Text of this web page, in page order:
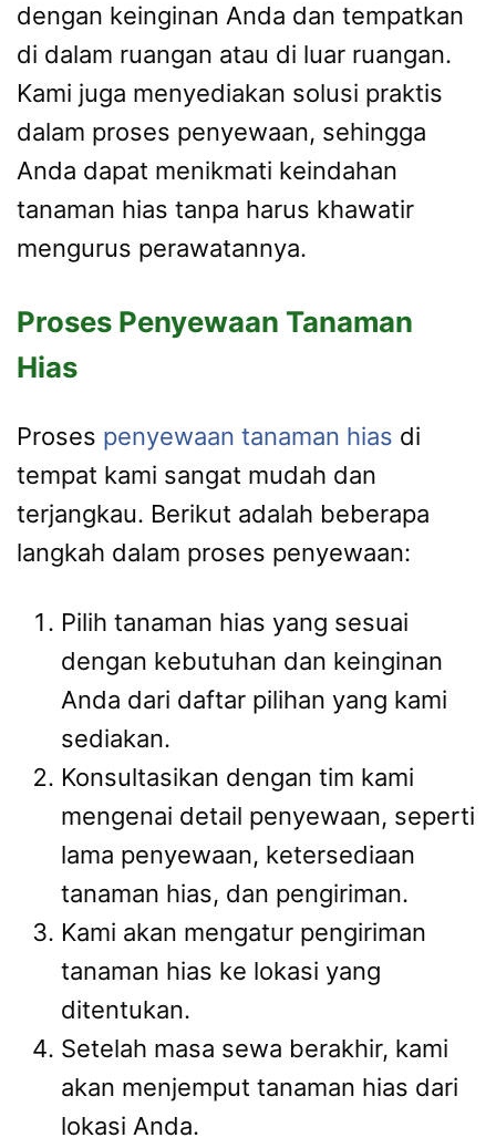
dengan keinginan Anda dan tempatkan
di dalam ruangan atau di luar ruangan.
Kami juga menyediakan solusi praktis
dalam proses penyewaan, sehingga
Anda dapat menikmati keindahan
tanaman hias tanpa harus khawatir
mengurus perawatannya.
Proses Penyewaan Tanaman
Hias
Proses penyewaan tanaman hias di
tempat kami sangat mudah dan
terjangkau. Berikut adalah beberapa
langkah dalam proses penyewaan:
Pilih tanaman hias yang sesuai
dengan kebutuhan dan keinginan
Anda dari daftar pilihan yang kami
sediakan.
Konsultasikan dengan tim kami
mengenai detail penyewaan, seperti
lama penyewaan, ketersediaan
tanaman hias, dan pengiriman.
Kami akan mengatur pengiriman
tanaman hias ke lokasi yang
ditentukan.
Setelah masa sewa berakhir, kami
akan menjemput tanaman hias dari
lokasi Anda.